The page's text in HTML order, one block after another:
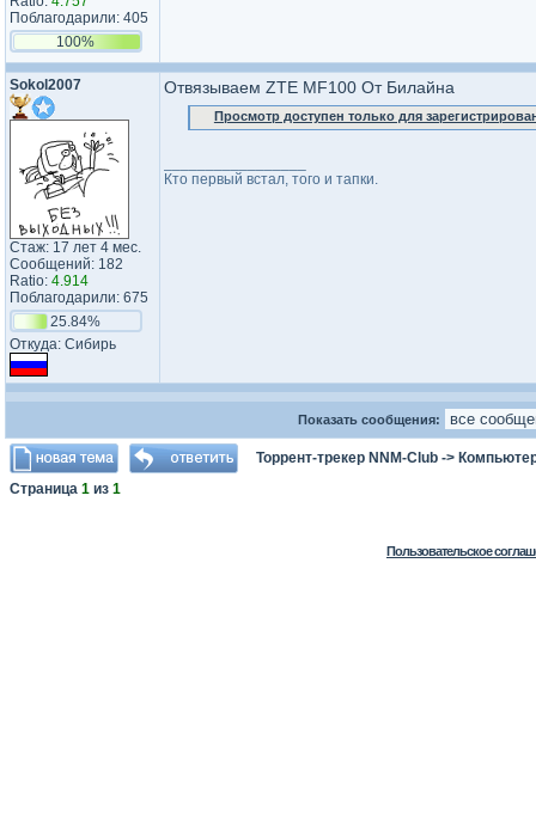
Поблагодарили: 405
100%
Sokol2007
Стаж: 17 лет 4 мес.
Сообщений: 182
Ratio: 4.914
Поблагодарили: 675
25.84%
Откуда: Сибирь
Отвязываем ZTE MF100 От Билайна
Просмотр доступен только для
Кто первый встал, того и тапки.
Показать сообщения:
Торрент-трекер NNM-Club ->
Страница 1 из 1
Пользовательское